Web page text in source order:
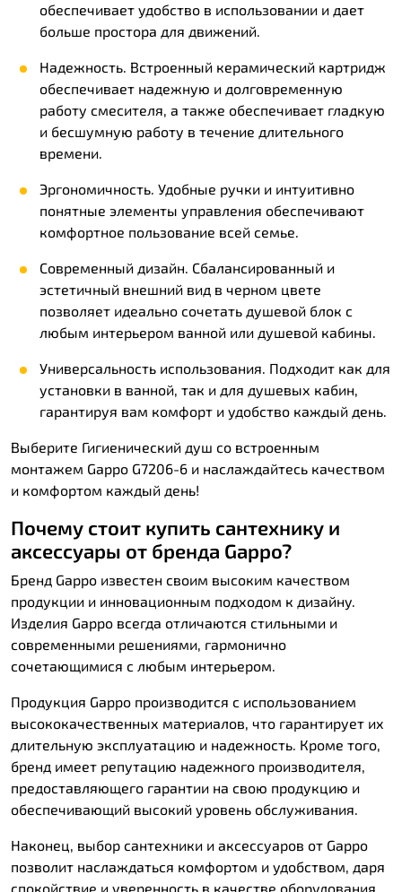
обеспечивает удобство в использовании и дает
больше простора для движений.
Надежность. Встроенный керамический картридж
обеспечивает надежную и долговременную
работу смесителя, а также обеспечивает гладкую
и бесшумную работу в течение длительного
времени.
Эргономичность. Удобные ручки и интуитивно
понятные элементы управления обеспечивают
комфортное пользование всей семье.
Современный дизайн. Сбалансированный и
эстетичный внешний вид в черном цвете
позволяет идеально сочетать душевой блок с
любым интерьером ванной или душевой кабины.
Универсальность использования. Подходит как для
установки в ванной, так и для душевых кабин,
гарантируя вам комфорт и удобство каждый день.
Выберите Гигиенический душ со встроенным
монтажем Gappo G7206-6 и наслаждайтесь качеством
и комфортом каждый день!
Почему стоит купить сантехнику и
аксессуары от бренда Gappo?
Бренд Gappo известен своим высоким качеством
продукции и инновационным подходом к дизайну.
Изделия Gappo всегда отличаются стильными и
современными решениями, гармонично
сочетающимися с любым интерьером.
Продукция Gappo производится с использованием
высококачественных материалов, что гарантирует их
длительную эксплуатацию и надежность. Кроме того,
бренд имеет репутацию надежного производителя,
предоставляющего гарантии на свою продукцию и
обеспечивающий высокий уровень обслуживания.
Наконец, выбор сантехники и аксессуаров от Gappo
позволит наслаждаться комфортом и удобством, даря
спокойствие и уверенность в качестве оборудования.